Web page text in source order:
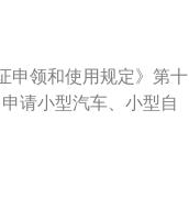
第二十二条，机动车
驶人初次申领机动车
当在车身后部粘贴或
及载有爆炸物品、易
用规定》第六十六
动车驾驶证核发地或
管辖区域内，机动车
驾驶证损毁无法辨认
申领和使用规定》第十
请小型汽车、小型自
驾车型的，在18周岁
下。3、申请城市公交